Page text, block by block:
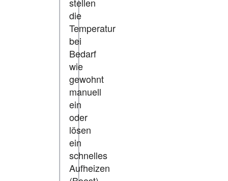
die
Temperatur
bei
Bedarf
wie
gewohnt
manuell
ein
oder
lösen
ein
schnelles
Aufheizen